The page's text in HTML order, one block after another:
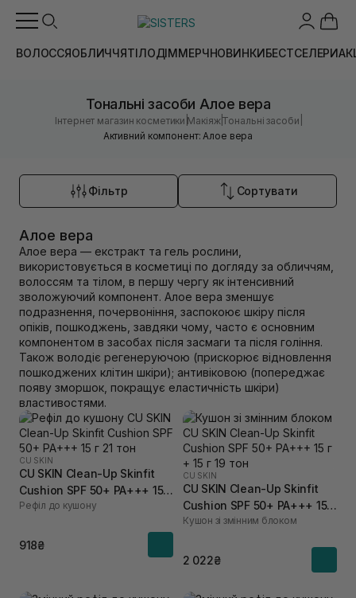
ВОЛОССЯОБЛИЧЧЯТІЛОДІММЕРЧНОВИНКИБЕСТСЕЛЕРИ
Тональні засоби Алое вера
Інтернет магазин косметики |Макіяж|Тональні засоби
Активний компонент: Алое вера
Фільтр Сортувати
Алое вера
Алое вера — екстракт та гель рослини,
використовується в косметиці по догляду за обличчям,
волоссям та тілом, в першу чергу як інтенсивний
зволожуючий компонент. Алое вера зменшує
подразнення, почервоніння, заспокоює шкіру після
опіків, пошкоджень, завдяки чому, часто є основним
компонентом в засобах після засмаги та після гоління.
Також володіє регенеруючою (прискорює відновлення
пошкоджених клітин шкіри); антивіковою (попереджає
появу зморшок, покращує еластичність шкіри)
властивостями.
CU SKIN
CU SKIN Clean-Up Skinfit
Cushion SPF 50+ PA+++ 15 г
21 тон
Рефіл до кушону
918₴
CU SKIN
CU SKIN Clean-Up Skinfit
Cushion SPF 50+ PA+++ 15 г
+ 15 г 19 тон
Кушон зі змінним блоком
2 022₴